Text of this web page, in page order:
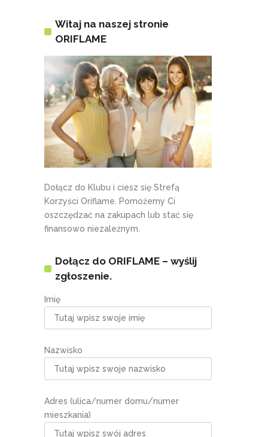
Witaj na naszej stronie
ORIFLAME
Dołącz do Klubu i ciesz się Strefą
Korzyści Oriflame. Pomożemy Ci
oszczędzać na zakupach lub stać się
finansowo niezależnym.
Dołącz do ORIFLAME – wyślij
zgłoszenie.
Imię
Nazwisko
Adres (ulica/numer domu/numer
mieszkania)